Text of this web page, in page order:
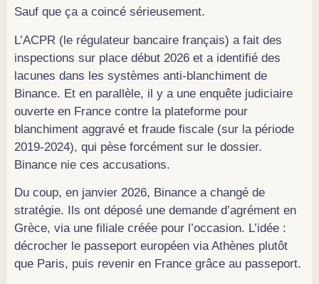
Sauf que ça a coincé sérieusement.
L’ACPR (le régulateur bancaire français) a fait des
inspections sur place début 2026 et a identifié des
lacunes dans les systèmes anti-blanchiment de
Binance. Et en parallèle, il y a une enquête judiciaire
ouverte en France contre la plateforme pour
blanchiment aggravé et fraude fiscale (sur la période
2019-2024), qui pèse forcément sur le dossier.
Binance nie ces accusations.
Du coup, en janvier 2026, Binance a changé de
stratégie. Ils ont déposé une demande d’agrément en
Grèce, via une filiale créée pour l’occasion. L’idée :
décrocher le passeport européen via Athènes plutôt
que Paris, puis revenir en France grâce au passeport.